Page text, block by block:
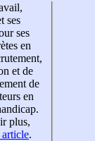
ses
ses
en
et de
de
en
plus,
article.